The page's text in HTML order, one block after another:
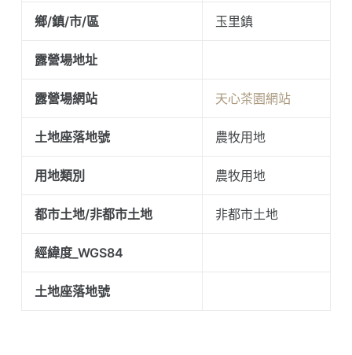
鄉/鎮/市/區 玉里鎮
露營場地址
露營場網站 天心茶園網站
土地座落地號 農牧用地
用地類別 農牧用地
都市土地/非都市土地 非都市土地
經緯度_WGS84
土地座落地號